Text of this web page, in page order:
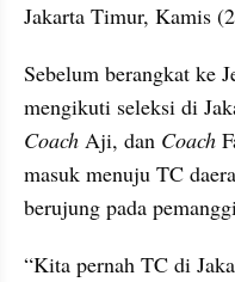
Jakarta Timur, Kamis
Sebelum berangkat ke
mengikuti seleksi di
Coach Aji, dan Coach
masuk menuju TC
berujung pada
“Kita pernah TC di